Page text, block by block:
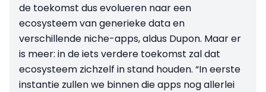
de toekomst dus evolueren naar een
ecosysteem van generieke data en
verschillende niche-apps, aldus Dupon. Maar er
is meer: in de iets verdere toekomst zal dat
ecosysteem zichzelf in stand houden. “In eerste
instantie zullen we binnen die apps nog allerlei